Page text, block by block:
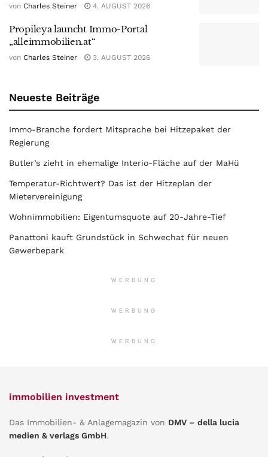
von Charles Steiner 4. AUGUST 2026
Propileya launcht Immo-Portal
„alleimmobilien.at“
von Charles Steiner 3. AUGUST 2026
Neueste Beiträge
Immo-Branche fordert Mitsprache bei Hitzepaket der
Regierung
Butler’s zieht in ehemalige Interio-Fläche auf der MaHü
Temperatur-Richtwert? Das ist der Hitzeplan der
Mietervereinigung
Wohnimmobilien: Eigentumsquote auf 20-Jahre-Tief
Panattoni kauft Grundstück in Schwechat für neuen
Gewerbepark
WERBUNG
WERBUNG
WERBUNG
immobilien investment
Das Immobilien- & Anlagemagazin von DMV – della lucia
medien & verlags GmbH.